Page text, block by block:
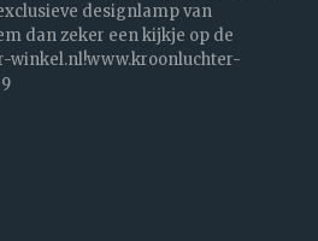
designlamp van
dan zeker een kijkje op de
winkel.nl!www.kroonluchter-